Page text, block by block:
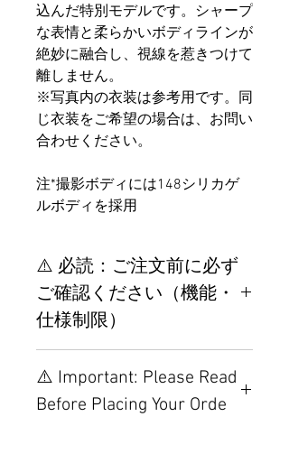
込んだ特別モデルです。シャープ
な表情と柔らかいボディラインが
絶妙に融合し、視線を惹きつけて
離しません。
※写真内の衣装は参考用です。同
じ衣装をご希望の場合は、お問い
合わせください。
注*撮影ボディには148シリカゲ
ルボディを採用
⚠️ 必読：ご注文前に必ず
ご確認ください（機能・
仕様制限）
置制限について
その他の配置はTPEに関連し
⚠️ Important: Please Read
Before Placing Your Orde